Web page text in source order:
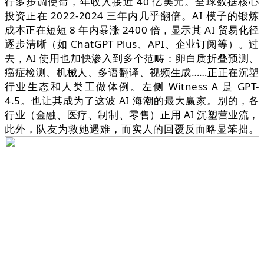
投资正在 2022-2024 三年内几乎翻倍。AI 模子的锻炼
成本正在短短 8 年内暴涨 2400 倍，显示其 AI 贸易化径
逐步清晰（如 ChatGPT Plus、API、企业订阅等）。过
去，AI 使用也加快渗入到多个范畴：卵白质折叠预测、
癌症检测、机械人、多语翻译、视频生成……正正在沉塑
行业生态和人类工做体例。左侧 Witness A 是 GPT-
4.5。也让其成为了这波 AI 海潮的最大赢家。别的，各
行业（金融、医疗、制制、零售）正用 AI 沉塑营业流，
此外，队友为救她遇难，而实人的回覆反而略显笨拙。